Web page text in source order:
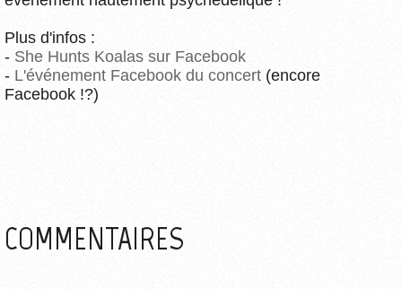
Plus d'infos :
- She Hunts Koalas sur Facebook
- L'événement Facebook du concert (encore
Facebook !?)
COMMENTAIRES